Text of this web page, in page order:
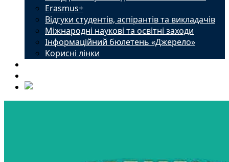
Erasmus+
Відгуки студентів, аспірантів та викладачів
Міжнародні наукові та освітні заходи
Інформаційний бюлетень «Джерело»
Корисні лінки